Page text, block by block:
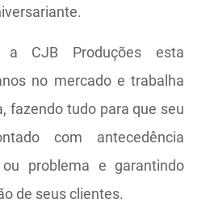
a CJB Produções esta
no mercado e trabalha
fazendo tudo para que seu
com antecedência
problema e garantindo
de seus clientes.